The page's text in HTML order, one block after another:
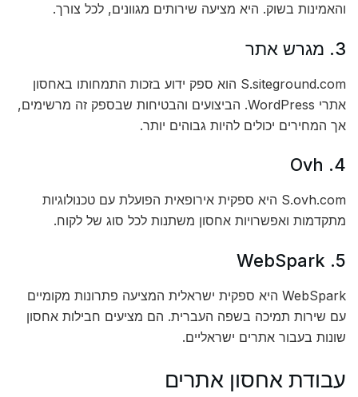
והאמינות בשוק. היא מציעה שירותים מגוונים, לכל צורך.
3. מגרש אתר
S.siteground.com הוא ספק ידוע בזכות התמחותו באחסון
אתרי WordPress. הביצועים והבטיחות שבספק זה מרשימים,
אך המחירים יכולים להיות גבוהים יותר.
4. Ovh
S.ovh.com היא ספקית אירופאית הפועלת עם טכנולוגיות
מתקדמות ואפשרויות אחסון משתנות לכל סוג של לקוח.
5. WebSpark
WebSpark היא ספקית ישראלית המציעה פתרונות מקומיים
עם שירות תמיכה בשפה העברית. הם מציעים חבילות אחסון
שונות בעבור אתרים ישראליים.
עבודת אחסון אתרים